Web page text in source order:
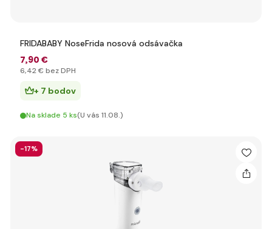
FRIDABABY NoseFrida nosová odsávačka
7,90 €
6,42 € bez DPH
+ 7 bodov
Na sklade 5 ks(U vás 11.08.)
-17%